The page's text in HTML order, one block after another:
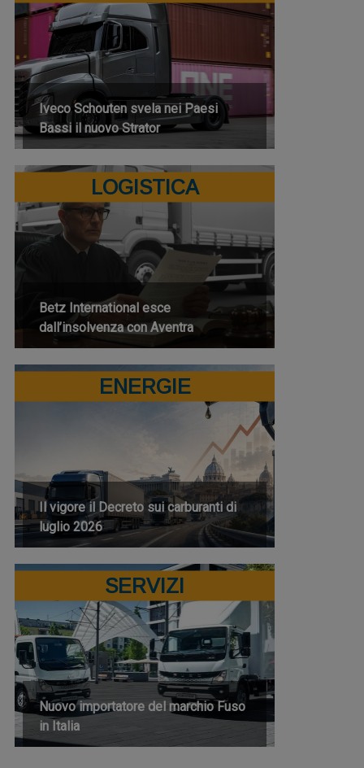
Iveco Schouten svela nei Paesi
Bassi il nuovo Strator
LOGISTICA
Betz International esce
dall’insolvenza con Aventra
ENERGIE
Il vigore il Decreto sui carburanti di
luglio 2026
SERVIZI
Nuovo importatore del marchio Fuso
in Italia